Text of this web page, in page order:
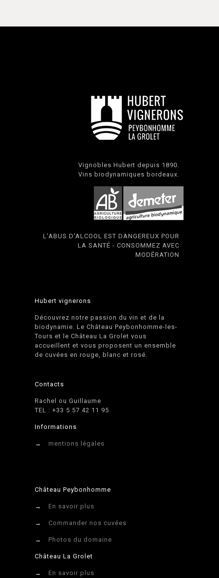
Vignobles Hubert depuis 1890.
Vins biodynamiques bordeaux.
L'ABUS D'ALCOOL EST DANGEREUX POUR
LA SANTÉ - CONSOMMEZ AVEC
MODÉRATION
Hubert vignerons
Découvrez notre passion du vin et de la
biodynamie. Le Château Peybonhomme-les-
Tours et le Château La Grolet vous
accueillent et vous proposent un ensemble
de cuvées en rouge, blanc et rosé.
Contacts
Rachel ou Guillaume
TEL : +33 5 57 42 11 95
Informations
→ mentions légales
Château Peybonhomme
→ En savoir plus
→ Commander nos cuvées
→ Photos du domaine
Château La Grolet
→ En savoir plus